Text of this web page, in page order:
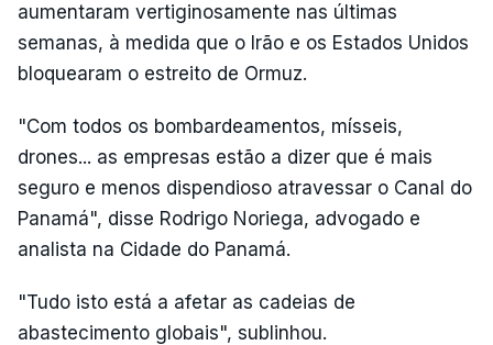
aumentaram vertiginosamente nas últimas
semanas, à medida que o Irão e os Estados Unidos
bloquearam o estreito de Ormuz.
"Com todos os bombardeamentos, mísseis,
drones... as empresas estão a dizer que é mais
seguro e menos dispendioso atravessar o Canal do
Panamá", disse Rodrigo Noriega, advogado e
analista na Cidade do Panamá.
"Tudo isto está a afetar as cadeias de
abastecimento globais", sublinhou.